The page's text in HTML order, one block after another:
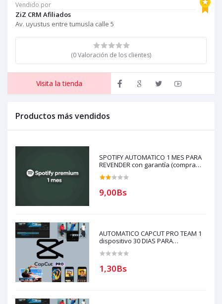
Vendido por
ZiZ CRM Afiliados
Av. uyustus entre tumusla calle 5
(0 Valoración de los clientes)
Visita la tienda
Productos más vendidos
SPOTIFY AUTOMATICO 1 MES PARA
REVENDER con garantía (compra
9,00Bs
AUTOMATICO CAPCUT PRO TEAM 1
dispositivo 30 DIAS PARA
puede comprar) para soporte
1,30Bs